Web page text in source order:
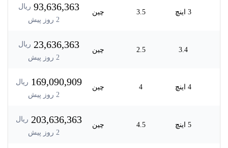
3 اینچ 3.5 چین 93,636,363 ریال
2 روز پیش
3.4
2.5 چین 23,636,363 ریال
2 روز پیش
4 اینچ 4 چین 169,090,909 ریال
2 روز پیش
5 اینچ 4.5 چین 203,636,363 ریال
2 روز پیش